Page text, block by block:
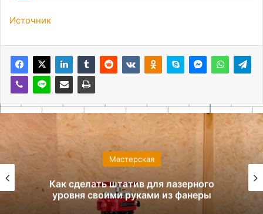
Источник
Мастерская
Как сделать штатив для лазерного
уровня своими руками из фанеры